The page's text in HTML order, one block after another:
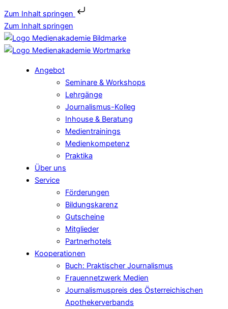
Zum Inhalt springen
Zum Inhalt springen
Angebot
Seminare & Workshops
Lehrgänge
Journalismus-Kolleg
Inhouse & Beratung
Medientrainings
Medienkompetenz
Praktika
Über uns
Service
Förderungen
Bildungskarenz
Gutscheine
Mitglieder
Partnerhotels
Kooperationen
Buch: Praktischer Journalismus
Frauennetzwerk Medien
Journalismuspreis des Österreichischen
Apothekerverbands